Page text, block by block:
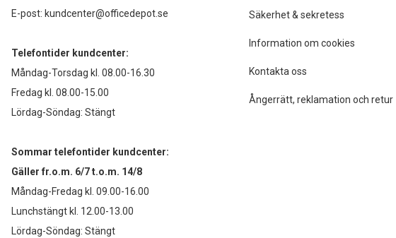
E-post: kundcenter@officedepot.se
Telefontider kundcenter:
Måndag-Torsdag kl. 08.00-16.30
Fredag kl. 08.00-15.00
Lördag-Söndag: Stängt
Sommar telefontider kundcenter:
Gäller fr.o.m. 6/7 t.o.m. 14/8
Måndag-Fredag kl. 09.00-16.00
Lunchstängt kl. 12.00-13.00
Lördag-Söndag: Stängt
Säkerhet & sekretess
Information om cookies
Kontakta oss
Ångerrätt, reklamation och retur